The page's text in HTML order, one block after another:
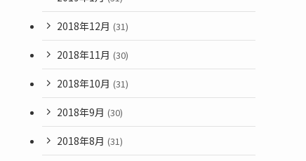
2018年12月 (31)
2018年11月 (30)
2018年10月 (31)
2018年9月 (30)
2018年8月 (31)